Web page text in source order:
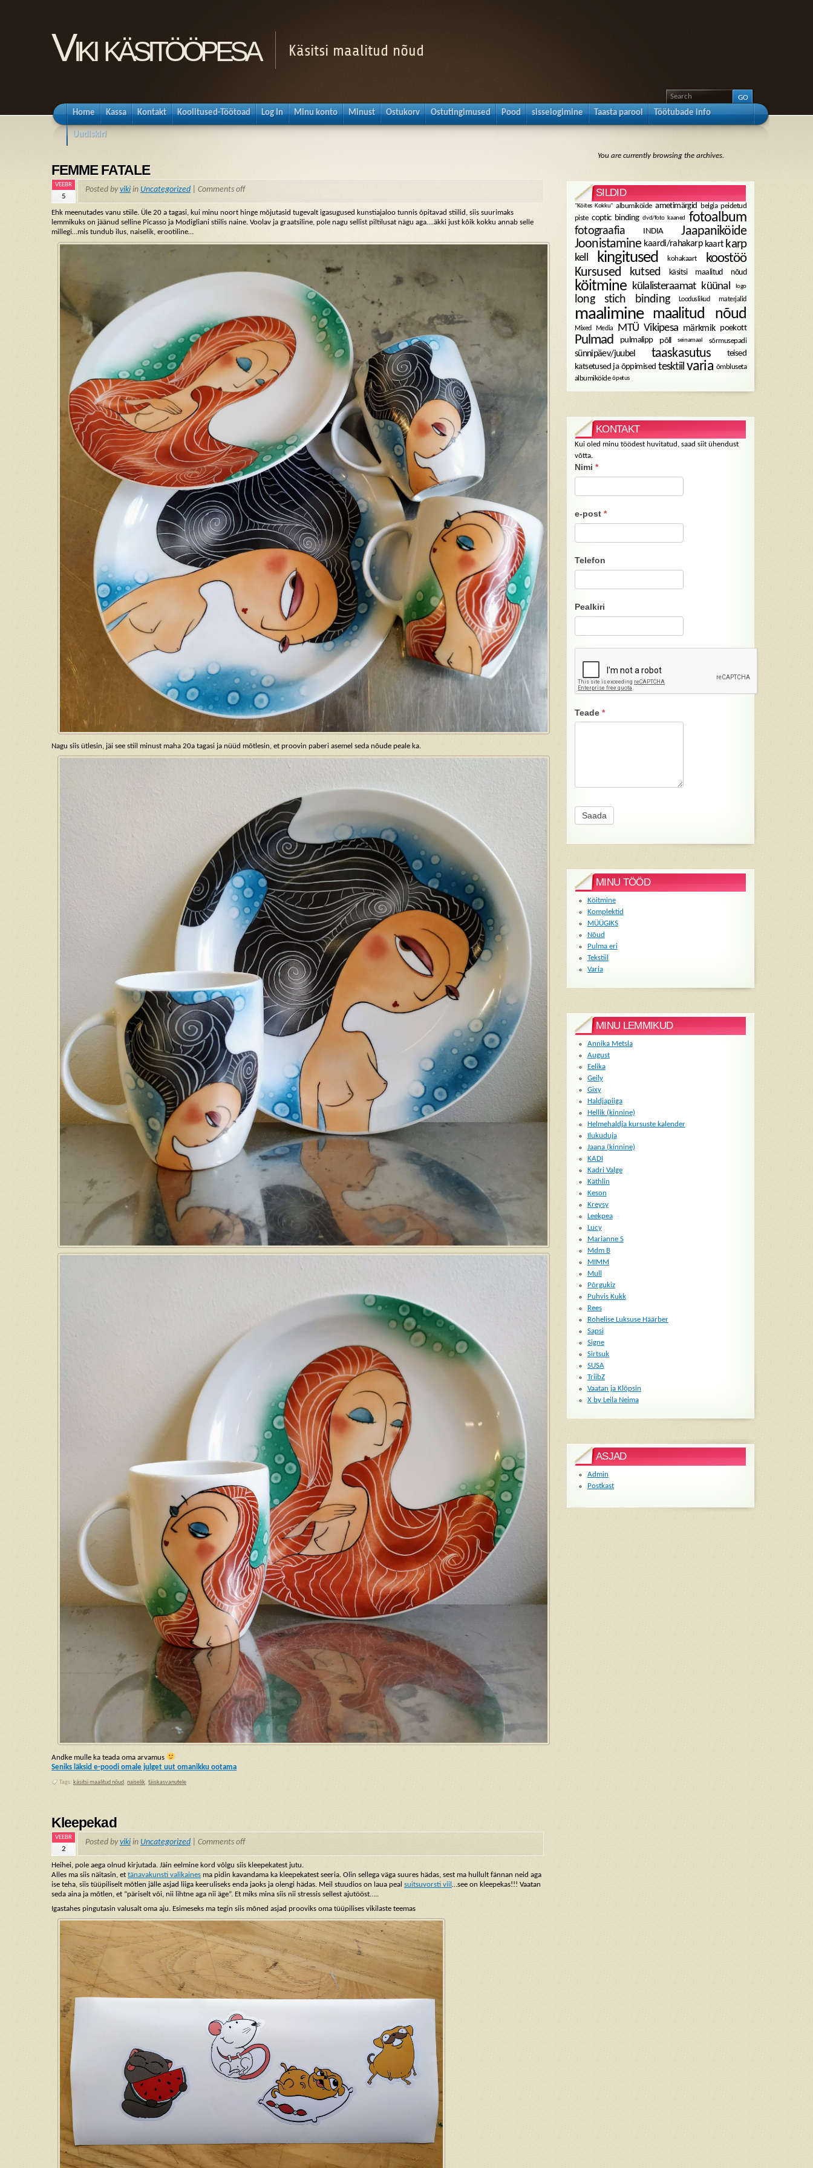
Viki käsitööpesa Käsitsi maalitud nõud
Home Kassa Kontakt Koolitused-Töötoad Log In Minu konto Minust Ostukorv Ostutingimused Pood sisselogimine Taasta parool Töötubade info
Uudiskiri
FEMME FATALE
VEEBR
5
Posted byviki in Uncategorized Comments off
Ehk meenutades vanu stiile. Üle 20 a tagasi, kui minu noort hinge mõjutasid tugevalt igasugused kunstiajaloo tunnis õpitavad stiilid, siis suurimaks
lemmikuks on jäänud selline Picasso ja Modigliani stiilis naine. Voolav ja graatsiline, pole nagu sellist piltilusat nägu aga….äkki just kõik kokku annab selle
millegi…mis tundub ilus, naiselik, erootiline…
Nagu siis ütlesin, jäi see stiil minust maha 20a tagasi ja nüüd mõtlesin, et proovin paberi asemel seda nõude peale ka.
Andke mulle ka teada oma arvamus
Seniks läksid e-poodi omale julget uut omanikku ootama
Tags: käsitsi maalitud nõud, naiselik, täiskasvanutele
Kleepekad
VEEBR
2
Posted byviki in Uncategorized Comments off
Heihei, pole aega olnud kirjutada. Jäin eelmine kord võlgu siis kleepekatest jutu.
Alles ma siis näitasin, et tänavakunsti valikaines ma pidin kavandama ka kleepekatest seeria. Olin sellega väga suures hädas, sest ma hullult fännan neid aga
ise teha, siis tüüpiliselt mõtlen jälle asjad liiga keeruliseks enda jaoks ja olengi hädas. Meil stuudios on laua peal suitsuvorsti viil …see on kleepekas!!! Vaatan
seda aina ja mõtlen, et “päriselt või, nii lihtne aga nii äge”. Et miks mina siis nii stressis sellest ajutööst…..
Igastahes pingutasin valusalt oma aju. Esimeseks ma tegin siis mõned asjad prooviks oma tüüpilises vikilaste teemas
You are currently browsing the archives.
SILDID
"Köites Kokku" albumiköide ametimärgid
belgia peidetud
piste coptic binding dvd/foto kaaned fotoalbum
fotograafia INDIA
Jaapaniköide
Joonistamine kaardi/rahakarp kaart karp
kell kingitused kohakaart koostöö
Kursused kutsed käsitsi maalitud nõud
köitmine külalisteraamat küünal logo
long stich binding Looduslikud materjalid
maalimine maalitud nõud
Mixed Media MTÜ Vikipesa märkmik poekott
Pulmad pulmalipp põll seinamaal sõrmusepadi
sünnipäev/juubel taaskasutus
teised
katsetused ja õppimised tesktiil varia õmbluseta
albumiköide õpetus
KONTAKT
Kui oled minu töödest huvitatud, saad siit ühendust
võtta.
Nimi *
e-post *
Telefon
Pealkiri
Teade *
MINU TÖÖD
Köitmine
Komplektid
MÜÜGIKS
Nõud
Pulma eri
Tekstiil
Varia
MINU LEMMIKUD
Annika Metsla
August
Eelika
Geily
Gixy
Haldjapiiga
Hellik (kinnine)
Helmehaldja kursuste kalender
Ilukuduja
Jaana (kinnine)
KADI
Kadri Valge
Käthlin
Keson
Kreysy
Leekpea
Lucy
Marianne S
Mdm B
MIMM
Mull
Põrgukiz
Puhvis Kukk
Rees
Rohelise Luksuse Häärber
Sapsi
Signe
Sirtsuk
SUSA
TriibZ
Vaatan ja Klõpsin
X by Leila Neima
ASJAD
Admin
Postkast